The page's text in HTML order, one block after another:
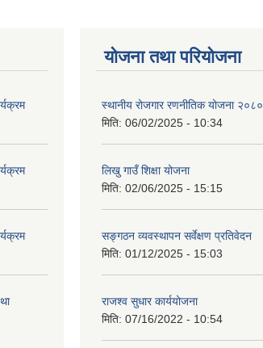
योजना तथा परियोजना
स्थानीय रोजगार रणनीतिक योजना २०८०
मिति: 06/02/2025 - 10:34
लिखु गाउँ शिक्षा योजना
मिति: 02/06/2025 - 15:15
सङ्गठन व्यवस्थापन सर्वेक्षण प्रतिवेदन
मिति: 01/12/2025 - 15:03
राजश्व सुधार कार्ययोजना
मिति: 07/16/2022 - 10:54